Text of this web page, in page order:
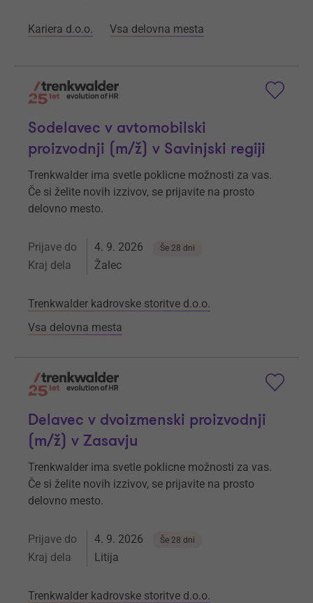
Kariera d.o.o. Vsa delovna mesta
Sodelavec v avtomobilski
proizvodnji (m/ž) v Savinjski regiji
Trenkwalder ima svetle poklicne možnosti za vas.
Če si želite novih izzivov, se prijavite na prosto
delovno mesto.
Prijave do 4. 9. 2026 Še 28 dni
Kraj dela Žalec
Trenkwalder kadrovske storitve d.o.o.
Vsa delovna mesta
Delavec v dvoizmenski proizvodnji
(m/ž) v Zasavju
Trenkwalder ima svetle poklicne možnosti za vas.
Če si želite novih izzivov, se prijavite na prosto
delovno mesto.
Prijave do 4. 9. 2026 Še 28 dni
Kraj dela Litija
Trenkwalder kadrovske storitve d.o.o.